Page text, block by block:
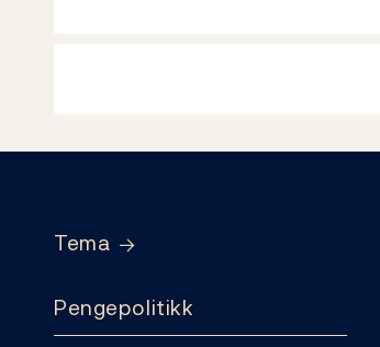
Tema
Pengepolitikk